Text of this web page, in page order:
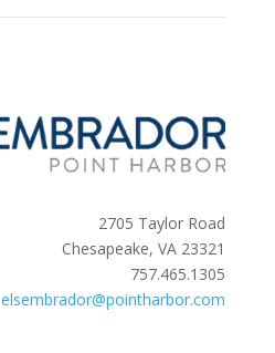
2705 Taylor Road
Chesapeake, VA 23321
757.465.1305
elsembrador@pointharbor.com